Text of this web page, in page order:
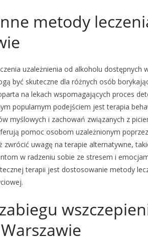
metody
uzależnienia od alkoholu dostępnych
być skuteczne dla różnych osób
na lekach wspomagających proces
popularnym podejściem jest terapia
myślowych i zachowań związanych z
pomoc osobom uzależnionym
uwagę na terapie alternatywne,
w radzeniu sobie ze stresem i
terapii jest dostosowanie metody